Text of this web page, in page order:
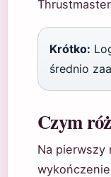
Krótko:
średnio
Czym
Na pierwszy